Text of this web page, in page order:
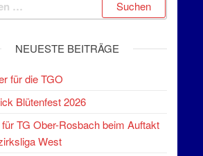
NEUESTE BEITRÄGE
für die TGO
Blütenfest 2026
TG Ober-Rosbach beim Auftakt
West